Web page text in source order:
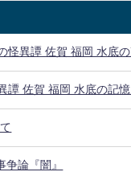
怪異譚 佐賀 福岡 水底
譚 佐賀 福岡 水底の記
争論『闇』